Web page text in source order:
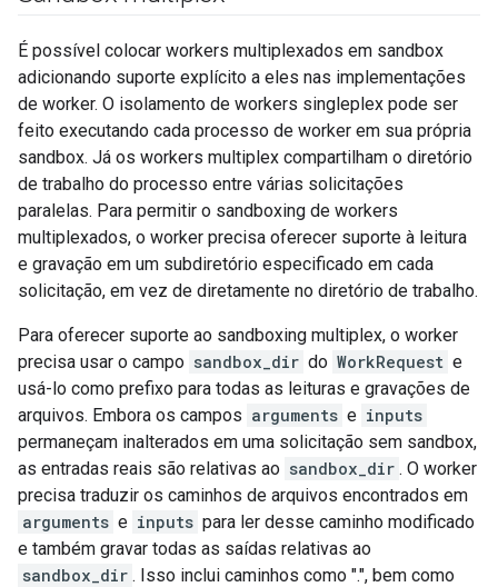
É possível colocar workers multiplexados em sandbox
adicionando suporte explícito a eles nas implementações
de worker. O isolamento de workers singleplex pode ser
feito executando cada processo de worker em sua própria
sandbox. Já os workers multiplex compartilham o diretório
de trabalho do processo entre várias solicitações
paralelas. Para permitir o sandboxing de workers
multiplexados, o worker precisa oferecer suporte à leitura
e gravação em um subdiretório especificado em cada
solicitação, em vez de diretamente no diretório de trabalho.
Para oferecer suporte ao sandboxing multiplex, o worker
precisa usar o campo sandbox_dir do WorkRequest e
usá-lo como prefixo para todas as leituras e gravações de
arquivos. Embora os campos arguments e inputs
permaneçam inalterados em uma solicitação sem sandbox,
as entradas reais são relativas ao sandbox_dir . O worker
precisa traduzir os caminhos de arquivos encontrados em
arguments e inputs para ler desse caminho modificado
e também gravar todas as saídas relativas ao
sandbox_dir . Isso inclui caminhos como ".", bem como